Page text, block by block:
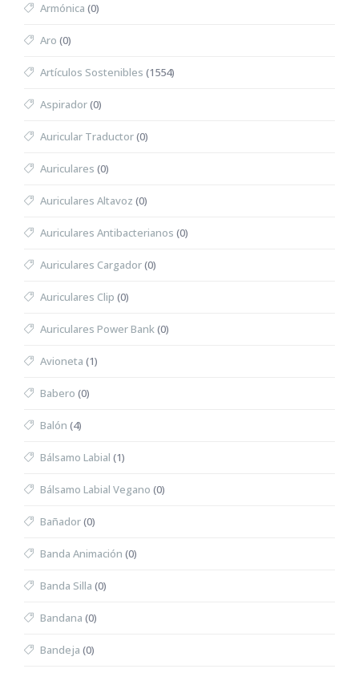
Armónica (0)
Aro (0)
Artículos Sostenibles (1554)
Aspirador(0)
Auricular Traductor(0)
Auriculares (0)
Auriculares Altavoz (0)
Auriculares Antibacterianos (0)
Auriculares Cargador(0)
Auriculares Clip (0)
Auriculares Power Bank(0)
Avioneta (1)
Babero (0)
Balón (4)
Bálsamo Labial (1)
Bálsamo Labial Vegano (0)
Bañador(0)
Banda Animación (0)
Banda Silla (0)
Bandana (0)
Bandeja (0)